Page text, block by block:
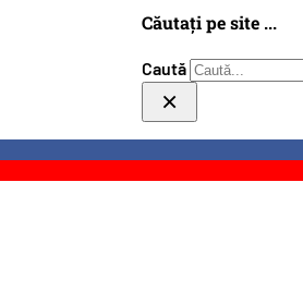
Căutați pe site ...
Caută
×